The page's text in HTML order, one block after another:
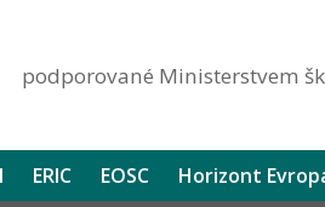
podporované Ministerstvem
ERIC EOSC Horizont